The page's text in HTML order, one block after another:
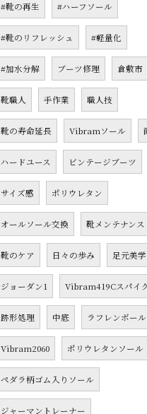
#靴の再生 #ハーフソール
#靴のリフレッシュ #軽量化
#加水分解 ブーツ修理 倉敷市
靴職人 手作業 職人技
靴の寿命延長 Vibramソール
ハードユース ビンテージブーツ
サイズ感 ポリウレタン
オールソール交換 靴メンテナンス
靴のケア 日々の歩み 足元美学
ジョーダン1 Vibram419Cスパイ
跡形処理 中底 ラフレンボール
Vibram2060 ポリウレタンソール
ペダラ柄ゴム入りソール
ジャーマントレーナー